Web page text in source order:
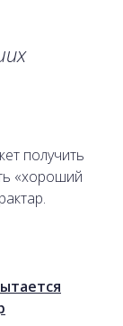
получить
«хороший